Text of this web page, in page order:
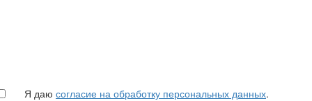
Я даю согласие на обработку персональных данных.